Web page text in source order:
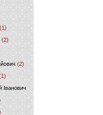
(2)
(2)
Іванович